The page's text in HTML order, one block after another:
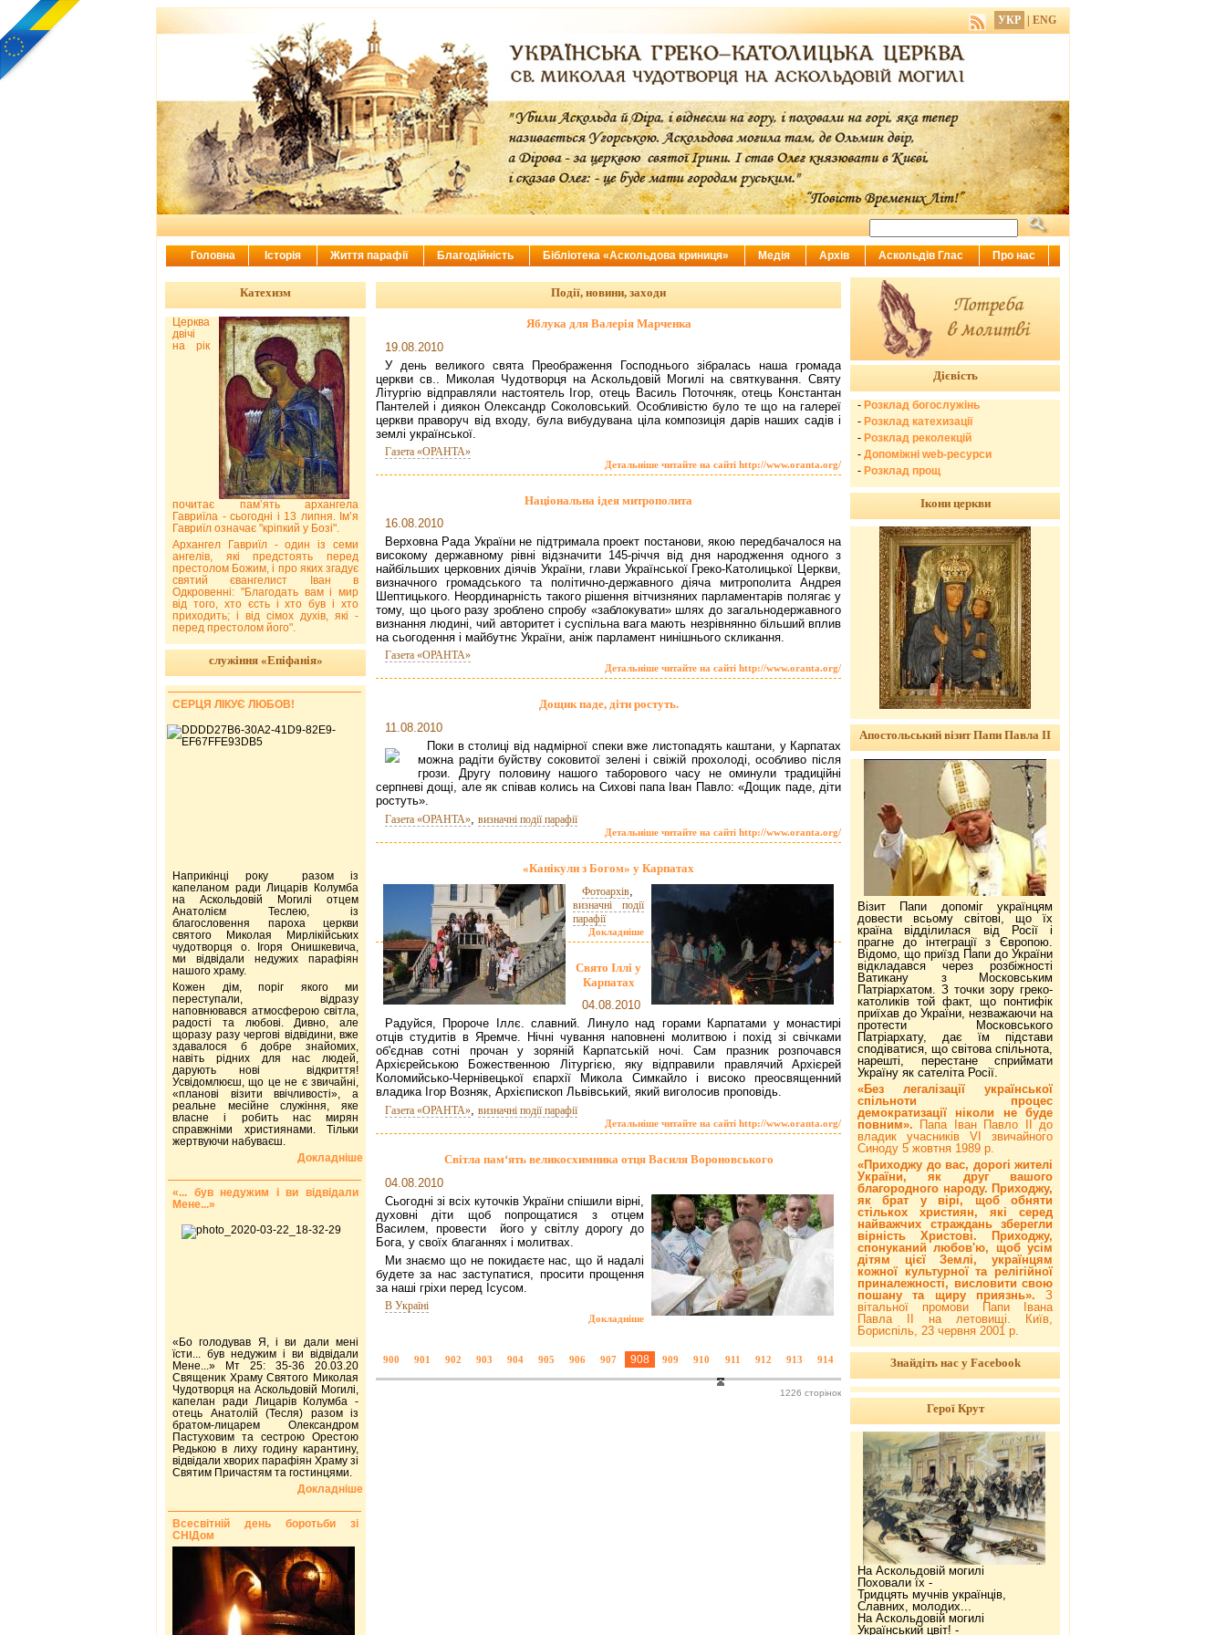
Події, новини, заходи
Яблука для Валерія Марченка
19.08.2010
У день великого свята Преображення Господнього зібралась наша громада
церкви св.. Миколая Чудотворця на Аскольдовій Могилі на святкування. Святу
Літургію відправляли настоятель Ігор, отець Василь Поточняк, отець Константан
Пантелей і диякон Олександр Соколовський. Особливістю було те що на галереї
церкви праворуч від входу, була вибудувана ціла композиція дарів наших садів і
землі української.
Газета «ОРАНТА»
Детальніше читайте на сайті http://www.oranta.org/
Національна ідея митрополита
16.08.2010
Верховна Рада України не підтримала проект постанови, якою передбачалося на
високому державному рівні відзначити 145-річчя від дня народження одного з
найбільших церковних діячів України, глави Української Греко-Католицької Церкви,
визначного громадського та політично-державного діяча митрополита Андрея
Шептицького. Неординарність такого рішення вітчизняних парламентарів полягає у
тому, що цього разу зроблено спробу «заблокувати» шлях до загальнодержавного
визнання людині, чий авторитет і суспільна вага мають незрівнянно більший вплив
на сьогодення і майбутнє України, аніж парламент нинішнього скликання.
Газета «ОРАНТА»
Детальніше читайте на сайті http://www.oranta.org/
Дощик паде, діти ростуть.
11.08.2010
Поки в столиці від надмірної спеки вже листопадять каштани, у Карпатах
можна радіти буйству соковитої зелені і свіжій прохолоді, особливо після
грози. Другу половину нашого таборового часу не оминули традиційні
серпневі дощі, але як співав колись на Сихові папа Іван Павло: «Дощик паде, діти
ростуть».
Газета «ОРАНТА» визначні події парафії
Детальніше читайте на сайті http://www.oranta.org/
«Канікули з Богом» у Карпатах
Фотоархів,
визначні події
парафії
Докладніше
Свято Іллі у
Карпатах
04.08.2010
Радуйся, Пророче Іллє. славний. Линуло над горами Карпатами у монастирі
отців студитів в Яремче. Нічні чування наповнені молитвою і похід зі свічками
об'єднав сотні прочан у зоряній Карпатській ночі. Сам празник розпочався
Архієрейською Божественною Літургією, яку відправили правлячий Архієрей
Коломийсько-Чернівецької єпархії Микола Симкайло і високо преосвященний
владика Ігор Возняк, Архієпископ Львівський, який виголосив проповідь.
Газета «ОРАНТА», визначні події парафії
Детальніше читайте на сайті http://www.oranta.org/
Світла пам‘ять великосхимника отця Василя Вороновського
04.08.2010
Сьогодні зі всіх куточків України спішили вірні,
духовні діти щоб попрощатися з отцем
Василем, провести його у світлу дорогу до
Бога, у своїх благаннях і молитвах.
Ми знаємо що не покидаєте нас, що й надалі
будете за нас заступатися, просити прощення
за наші гріхи перед Ісусом.
В Україні
Докладніше
900 901 902 903 904 905 906 907 908 909 910 911 912 913 914
1226 сторінок
Катехизм
Церква
двічі
на рік
почитає пам’ять архангела
Гавриїла - сьогодні і 13 липня. Ім’я
Гавриїл означає "кріпкий у Бозі".
Архангел Гавриїл - один із семи
ангелів, які предстоять перед
престолом Божим, і про яких згадує
святий євангелист Іван в
Одкровенні: "Благодать вам і мир
від того, хто єсть і хто був і хто
приходить; і від сімох духів, які -
перед престолом його".
служіння «Епіфанія»
СЕРЦЯ ЛІКУЄ ЛЮБОВ!
Наприкінці року разом із
капеланом ради Лицарів Колумба
на Аскольдовій Могилі отцем
Анатолієм Теслею, із
благословення пароха церкви
святого Миколая Мирлікійських
чудотворця о. Ігоря Онишкевича,
ми відвідали недужих парафіян
нашого храму.
Кожен дім, поріг якого ми
переступали, відразу
наповнювався атмосферою світла,
радості та любові. Дивно, але
щоразу разу чергові відвідини, вже
здавалося б добре знайомих,
навіть рідних для нас людей,
дарують нові відкриття!
Усвідомлюєш, що це не є звичайні,
«планові візити ввічливості», а
реальне месійне служіння, яке
власне і робить нас мирян
справжніми християнами. Тільки
жертвуючи набуваєш.
Докладніше
«... був недужим і ви відвідали
Мене...»
«Бо голодував Я, і ви дали мені
їсти... був недужим і ви відвідали
Мене...» Мт 25: 35-36 20.03.20
Священик Храму Святого Миколая
Чудотворця на Аскольдовій Могилі,
капелан ради Лицарів Колумба -
отець Анатолій (Тесля) разом із
братом-лицарем Олександром
Пастуховим та сестрою Орестою
Редькою в лиху годину карантину,
відвідали хворих парафіян Храму зі
Святим Причастям та гостинцями.
Докладніше
Всесвітній день боротьби зі
СНІДом
Дієвість
- Розклад богослужінь
- Розклад катехизації
- Розклад реколекцій
- Допоміжні web-ресурси
- Розклад прощ
Ікони церкви
Апостольський візит Папи Павла ІІ
Візит Папи допоміг українцям
довести всьому світові, що їх
країна відділилася від Росії і
прагне до інтеграції з Європою.
Відомо, що приїзд Папи до України
відкладався через розбіжності
Ватикану з Московським
Патріархатом. З точки зору греко-
католиків той факт, що понтифік
приїхав до України, незважаючи на
протести Московського
Патріархату, дає їм підстави
сподіватися, що світова спільнота,
нарешті, перестане сприймати
Україну як сателіта Росії.
«Без легалізації української
спільноти процес
демократизації ніколи не буде
повним».
Папа Іван Павло ІІ до
владик учасників VI звичайного
Синоду 5 жовтня 1989 р.
«Приходжу до вас, дорогі жителі
України, як друг вашого
благородного народу. Приходжу,
як брат у вірі, щоб обняти
стількох християн, які серед
найважчих страждань зберегли
вірність Христові. Приходжу,
спонуканий любов'ю, щоб усім
дітям цієї Землі, українцям
кожної культурної та релігійної
приналежності, висловити свою
пошану та щиру приязнь». З
вітальної промови Папи Івана
Павла ІІ на летовищі. Київ,
Бориспіль, 23 червня 2001 р.
Знайдіть нас у Facebook
Герої Крут
На Аскольдовій могилі
Поховали їх -
Тридцять мучнів українців,
Славних, молодих...
На Аскольдовій могилі
Український цвіт! -
УКР ENG
Головна Історія Життя парафії Благодійність Бібліотека «Аскольдова криниця» Медія Архів Аскольдів Глас Про нас